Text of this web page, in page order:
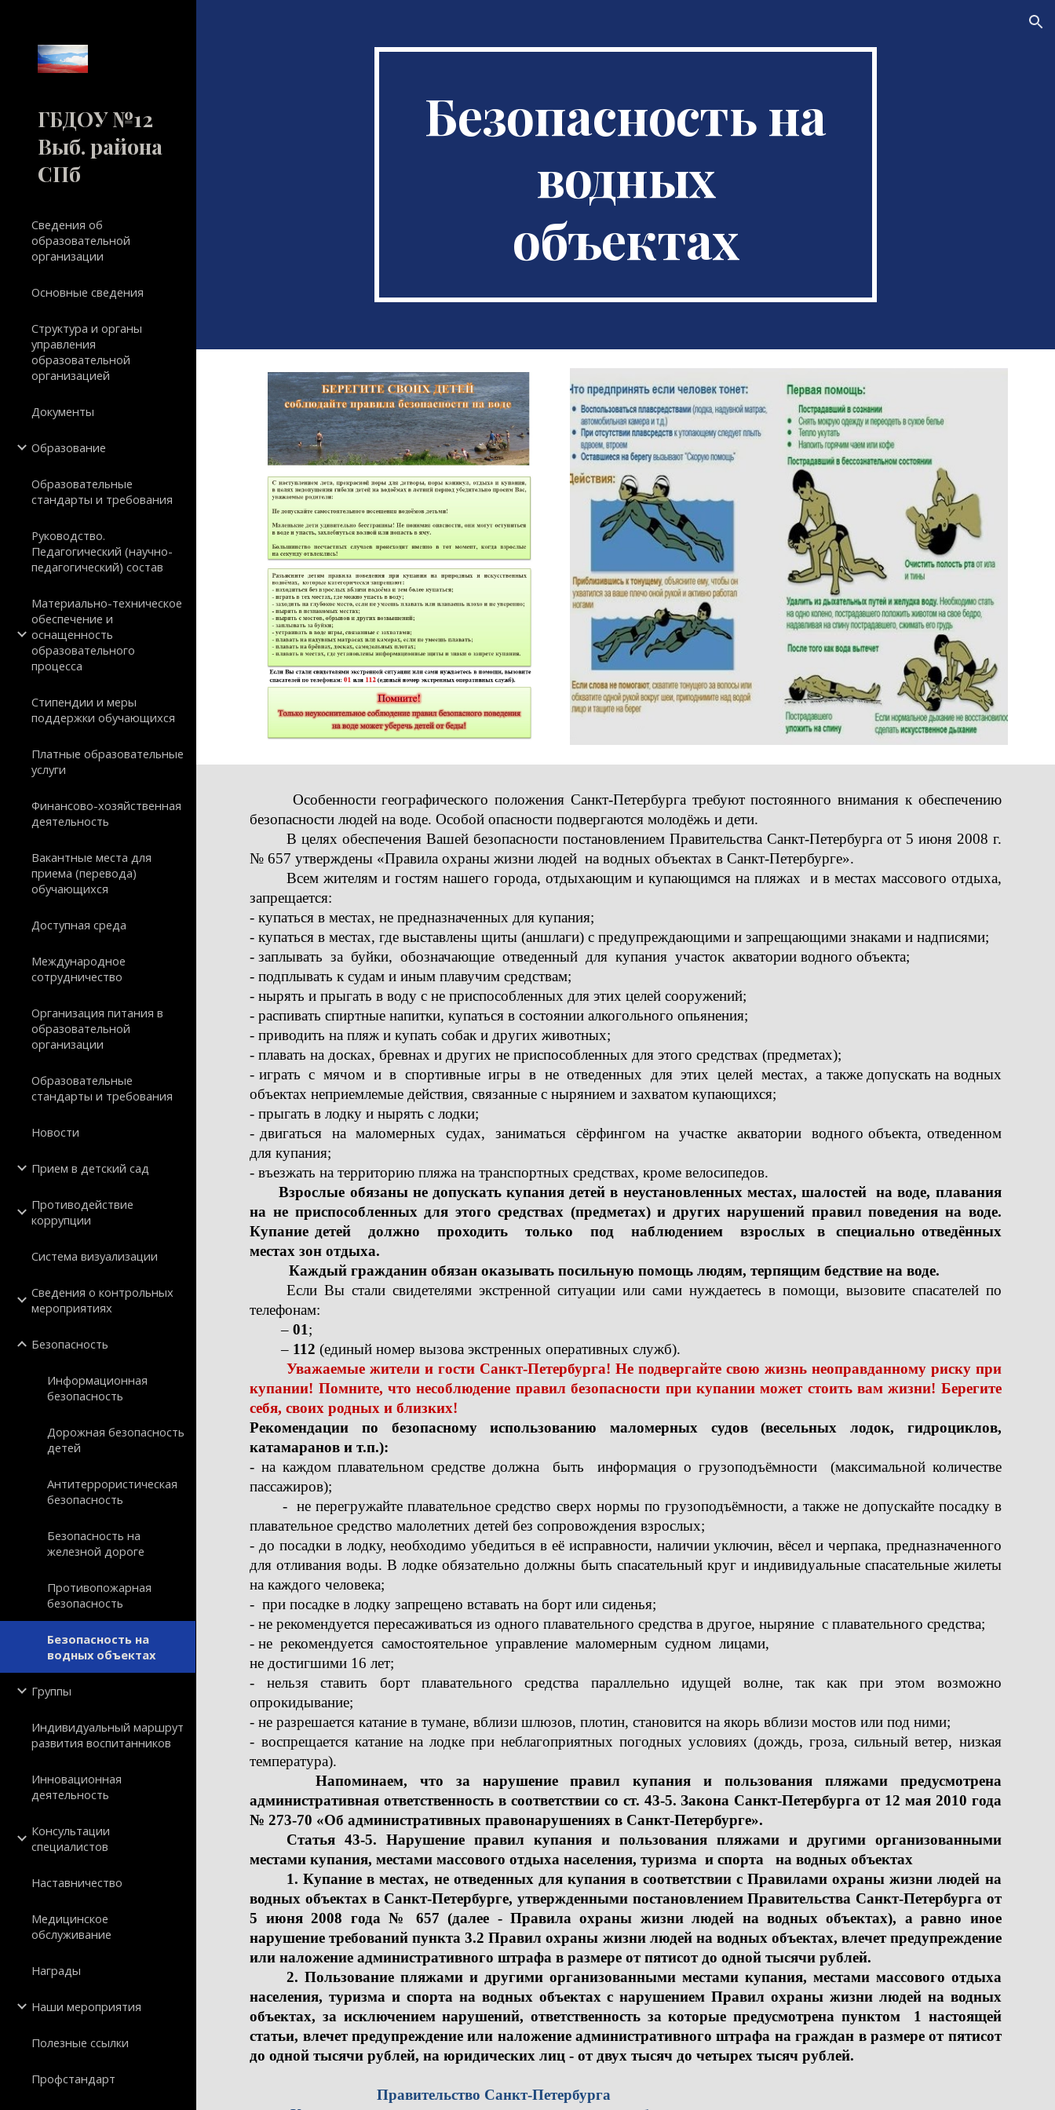
ГБДОУ №12
Выб. района
СПб
Сведения об
образовательной
организации
Основные сведения
Структура и органы
управления
образовательной
организацией
Документы
Образование
Образовательные
стандарты и требования
Руководство.
Педагогический (научно-
педагогический) состав
Материально-техническое
обеспечение и
оснащенность
образовательного
процесса
Стипендии и меры
поддержки обучающихся
Платные образовательные
услуги
Финансово-хозяйственная
деятельность
Вакантные места для
приема (перевода)
обучающихся
Доступная среда
Международное
сотрудничество
Организация питания в
образовательной
организации
Образовательные
стандарты и требования
Новости
Прием в детский сад
Противодействие
коррупции
Система визуализации
Сведения о контрольных
мероприятиях
Безопасность
Информационная
безопасность
Дорожная безопасность
детей
Антитеррористическая
безопасность
Безопасность на
железной дороге
Противопожарная
безопасность
Безопасность на
водных объектах
Группы
Индивидуальный маршрут
развития воспитанников
Инновационная
деятельность
Консультации
специалистов
Наставничество
Медицинское
обслуживание
Награды
Наши мероприятия
Полезные ссылки
Профстандарт
Безопасность на
водных
объектах
Особенности географического положения Санкт-Петербурга требуют постоянного внимания к обеспечению
безопасности людей на воде. Особой опасности подвергаются молодёжь и дети.
В целях обеспечения Вашей безопасности постановлением Правительства Санкт-Петербурга от 5 июня 2008 г.
№ 657 утверждены «Правила охраны жизни людей на водных объектах в Санкт-Петербурге».
Всем жителям и гостям нашего города, отдыхающим и купающимся на пляжах и в местах массового отдыха,
запрещается:
- купаться в местах, не предназначенных для купания;
- купаться в местах, где выставлены щиты (аншлаги) с предупреждающими и запрещающими знаками и надписями;
- заплывать за буйки, обозначающие отведенный для купания участок акватории водного объекта;
- подплывать к судам и иным плавучим средствам;
- нырять и прыгать в воду с не приспособленных для этих целей сооружений;
- распивать спиртные напитки, купаться в состоянии алкогольного опьянения;
- приводить на пляж и купать собак и других животных;
- плавать на досках, бревнах и других не приспособленных для этого средствах (предметах);
- играть с мячом и в спортивные игры в не отведенных для этих целей местах, а также допускать на водных
объектах неприемлемые действия, связанные с нырянием и захватом купающихся;
- прыгать в лодку и нырять с лодки;
- двигаться на маломерных судах, заниматься сёрфингом на участке акватории водного объекта, отведенном
для купания;
- въезжать на территорию пляжа на транспортных средствах, кроме велосипедов.
Взрослые обязаны не допускать купания детей в неустановленных местах, шалостей на воде, плавания
на не приспособленных для этого средствах (предметах) и других нарушений правил поведения на воде.
Купание детей должно проходить только под наблюдением взрослых в специально отведённых
местах зон отдыха.
Каждый гражданин обязан оказывать посильную помощь людям, терпящим бедствие на воде.
Если Вы стали свидетелями экстренной ситуации или сами нуждаетесь в помощи, вызовите спасателей по
телефонам:
–01;
– 112(единый номер вызова экстренных оперативных служб).
Уважаемые жители и гости Санкт-Петербурга! Не подвергайте свою жизнь неоправданному риску при
купании! Помните, что несоблюдение правил безопасности при купании может стоить вам жизни! Берегите
себя, своих родных и близких!
Рекомендации по безопасному использованию маломерных судов
(весельных лодок, гидроциклов,
катамаранов и т.п.):
- на каждом плавательном средстве должна быть информация о грузоподъёмности (максимальной количестве
пассажиров);
- не перегружайте плавательное средство сверх нормы по грузоподъёмности, а также не допускайте посадку в
плавательное средство малолетних детей без сопровождения взрослых;
- до посадки в лодку, необходимо убедиться в её исправности, наличии уключин, вёсел и черпака, предназначенного
для отливания воды. В лодке обязательно должны быть спасательный круг и индивидуальные спасательные жилеты
на каждого человека;
- при посадке в лодку запрещено вставать на борт или сиденья;
- не рекомендуется пересаживаться из одного плавательного средства в другое, ныряние с плавательного средства;
- не рекомендуется самостоятельное управление маломерным судном лицами,
не достигшими 16 лет;
- нельзя ставить борт плавательного средства параллельно идущей волне, так как при этом возможно
опрокидывание;
- не разрешается катание в тумане, вблизи шлюзов, плотин, становится на якорь вблизи мостов или под ними;
- воспрещается катание на лодке при неблагоприятных погодных условиях (дождь, гроза, сильный ветер, низкая
температура).
Напоминаем, что за нарушение правил купания и пользования пляжами предусмотрена
административная ответственность в соответствии со ст. 43-5. Закона Санкт-Петербурга от 12 мая 2010 года
№ 273-70 «Об административных правонарушениях в Санкт-Петербурге».
Статья 43-5. Нарушение правил купания и пользования пляжами и другими организованными
местами купания, местами массового отдыха населения, туризма и спорта на водных объектах
1. Купание в местах, не отведенных для купания в соответствии с Правилами охраны жизни людей на
водных объектах в Санкт-Петербурге, утвержденными постановлением Правительства Санкт-Петербурга от
5 июня 2008 года № 657 (далее - Правила охраны жизни людей на водных объектах), а равно иное
нарушение требований пункта 3.2 Правил охраны жизни людей на водных объектах, влечет предупреждение
или наложение административного штрафа в размере от пятисот до одной тысячи рублей.
2. Пользование пляжами и другими организованными местами купания, местами массового отдыха
населения, туризма и спорта на водных объектах с нарушением Правил охраны жизни людей на водных
объектах, за исключением нарушений, ответственность за которые предусмотрена пунктом 1 настоящей
статьи, влечет предупреждение или наложение административного штрафа на граждан в размере от пятисот
до одной тысячи рублей, на юридических лиц - от двух тысяч до четырех тысяч рублей.
Правительство Санкт-Петербурга